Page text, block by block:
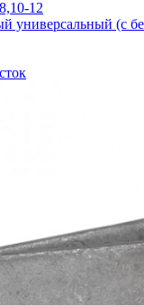
универсальный (с